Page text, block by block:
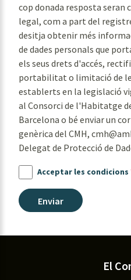
cop donada resposta seran
legal, com a part del
desitja obtenir més
de dades personals que
els seus drets d'accés,
portabilitat o limitació de
establerts en la legislació
al Consorci de l'Habitatge
Barcelona o bé enviar un
genèrica del CMH,
Delegat de Protecció de
Acceptar les condicions
Enviar
El